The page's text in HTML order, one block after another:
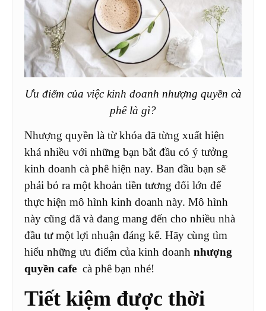
Ưu điểm của việc kinh doanh nhượng quyền cà
phê là gì?
Nhượng quyền là từ khóa đã từng xuất hiện
khá nhiều với những bạn bắt đầu có ý tưởng
kinh doanh cà phê hiện nay. Ban đầu bạn sẽ
phải bỏ ra một khoản tiền tương đối lớn để
thực hiện mô hình kinh doanh này. Mô hình
này cũng đã và đang mang đến cho nhiều nhà
đầu tư một lợi nhuận đáng kể. Hãy cùng tìm
hiểu những ưu điểm của kinh doanh nhượng
quyền cafe cà phê bạn nhé!
Tiết kiệm được thời